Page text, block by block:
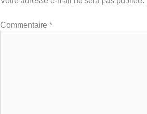
Commentaire *